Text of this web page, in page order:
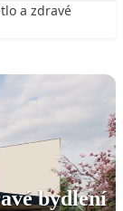
a zdravé
bydlení